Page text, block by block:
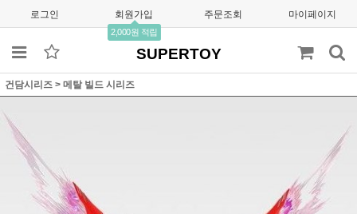
로그인 회원가입
2,000원 적립
주문조회 마이페이지
SUPERTOY
건담시리즈 > 메탈 빌드 시리즈